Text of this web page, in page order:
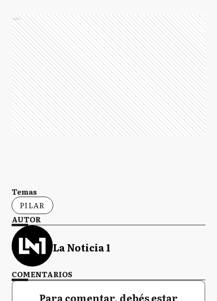
Ads
Temas
PILAR
AUTOR
La Noticia 1
COMENTARIOS
Para comentar, debés estar